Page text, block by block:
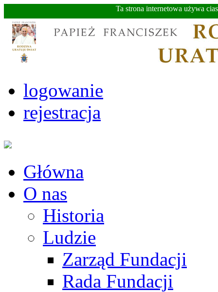
Ta strona internetowa używa
logowanie
rejestracja
Główna
O nas
Historia
Ludzie
Zarząd Fundacji
Rada Fundacji